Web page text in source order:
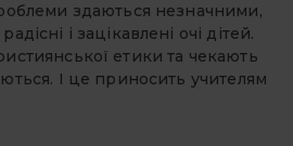
здаються незначними,
і зацікавлені очі дітей.
етики та чекають
І це приносить учителям